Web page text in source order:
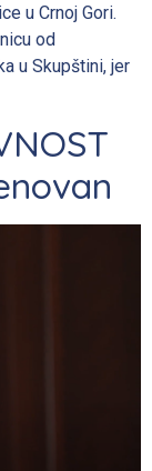
u Crnoj Gori.
od
u Skupštini, jer